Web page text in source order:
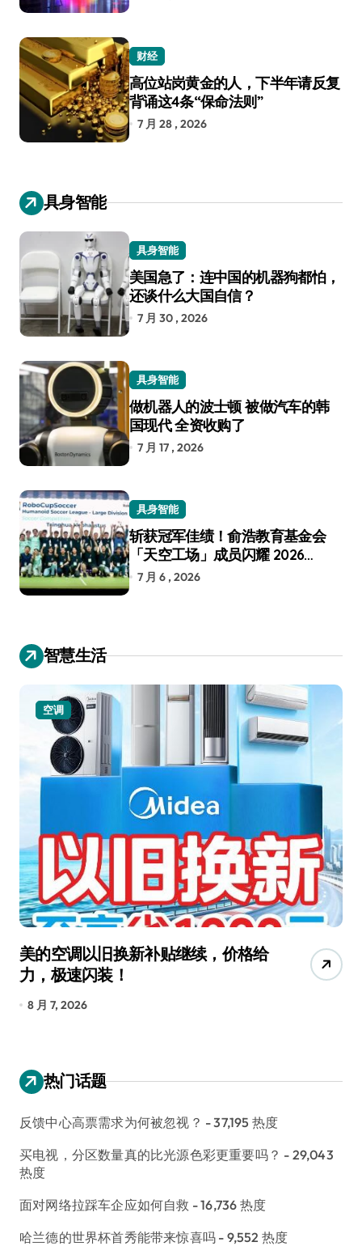
财经
高位站岗黄金的人，下半年请反复
背诵这4条“保命法则”
7 月 28 , 2026
具身智能
具身智能
美国急了：连中国的机器狗都怕，
还谈什么大国自信？
7 月 30 , 2026
具身智能
做机器人的波士顿 被做汽车的韩
国现代 全资收购了
7 月 17 , 2026
具身智能
斩获冠军佳绩！俞浩教育基金会
「天空工场」成员闪耀 2026
RoboCup 机器人世界杯
7 月 6 , 2026
智慧生活
空调
美的空调以旧换新补贴继续，价格给
力，极速闪装！
8 月 7, 2026
热门话题
反馈中心高票需求为何被忽视？ - 37,195 热度
买电视，分区数量真的比光源色彩更重要吗？ - 29,043
热度
面对网络拉踩车企应如何自救 - 16,736 热度
哈兰德的世界杯首秀能带来惊喜吗 - 9,552 热度